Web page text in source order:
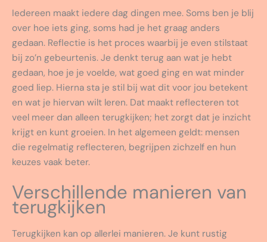
Iedereen maakt iedere dag dingen mee. Soms ben je blij
over hoe iets ging, soms had je het graag anders
gedaan. Reflectie is het proces waarbij je even stilstaat
bij zo’n gebeurtenis. Je denkt terug aan wat je hebt
gedaan, hoe je je voelde, wat goed ging en wat minder
goed liep. Hierna sta je stil bij wat dit voor jou betekent
en wat je hiervan wilt leren. Dat maakt reflecteren tot
veel meer dan alleen terugkijken; het zorgt dat je inzicht
krijgt en kunt groeien. In het algemeen geldt: mensen
die regelmatig reflecteren, begrijpen zichzelf en hun
keuzes vaak beter.
Verschillende manieren van
terugkijken
Terugkijken kan op allerlei manieren. Je kunt rustig